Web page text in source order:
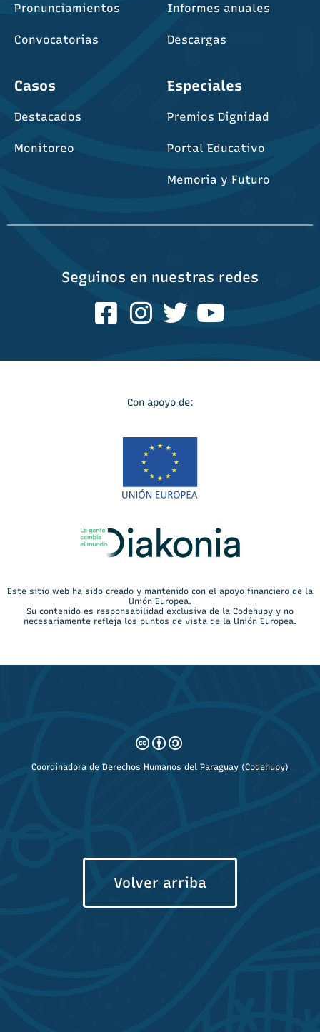
Pronunciamientos
Convocatorias
Informes anuales
Descargas
Casos
Destacados
Monitoreo
Especiales
Premios Dignidad
Portal Educativo
Memoria y Futuro
Seguinos en nuestras redes
Con apoyo de:
Este sitio web ha sido creado y mantenido con el apoyo financiero de la
Unión Europea.
Su contenido es responsabilidad exclusiva de la Codehupy y no
necesariamente refleja los puntos de vista de la Unión Europea.
Coordinadora de Derechos Humanos del Paraguay (Codehupy)
Volver arriba